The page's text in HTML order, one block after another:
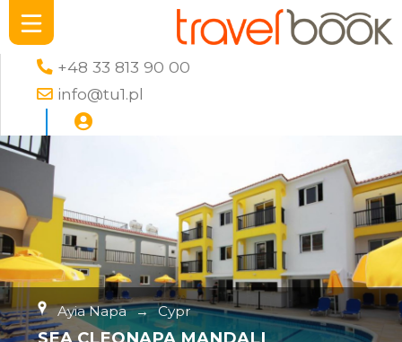
+48 33 813 90 00
info@tu1.pl
Ayia Napa → Cypr